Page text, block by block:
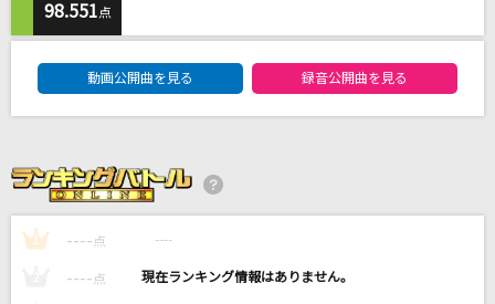
アイネクライネ
米津玄師
フルボコ
イイじゃん
98.551 点
動画公開曲を見る 録音公開曲を見る
1 ---- 点 ----
---- 点 ----